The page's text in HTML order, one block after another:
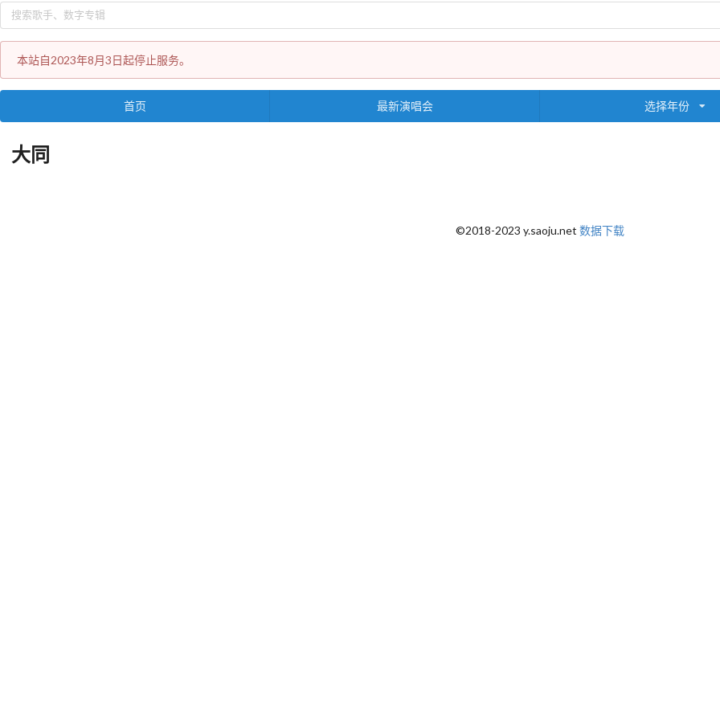
本站自2023年8月3日起停止服务。
首页 最新演唱会 选择年份
大同
©2018-2023 y.saoju.net 数据下载